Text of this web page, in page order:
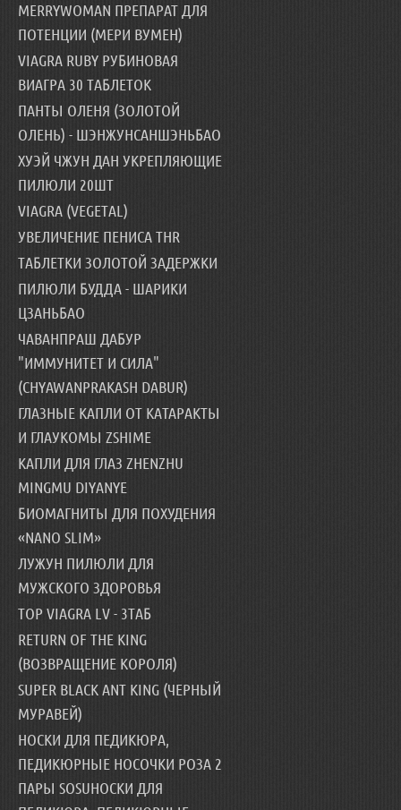
MERRYWOMAN ПРЕПАРАТ ДЛЯ
ПОТЕНЦИИ (МЕРИ ВУМЕН)
VIAGRA RUBY РУБИНОВАЯ
ВИАГРА 30 ТАБЛЕТОК
ПАНТЫ ОЛЕНЯ (ЗОЛОТОЙ
ОЛЕНЬ) - ШЭНЖУНСАНШЭНЬБАО
ХУЭЙ ЧЖУН ДАН УКРЕПЛЯЮЩИЕ
ПИЛЮЛИ 20ШТ
VIAGRA (VEGETAL)
УВЕЛИЧЕНИЕ ПЕНИСА THR
ТАБЛЕТКИ ЗОЛОТОЙ ЗАДЕРЖКИ
ПИЛЮЛИ БУДДА - ШАРИКИ
ЦЗАНЬБАО
ЧАВАНПРАШ ДАБУР
"ИММУНИТЕТ И СИЛА"
(CHYAWANPRAKASH DABUR)
ГЛАЗНЫЕ КАПЛИ ОТ КАТАРАКТЫ
И ГЛАУКОМЫ ZSHIME
КАПЛИ ДЛЯ ГЛАЗ ZHENZHU
MINGMU DIYANYE
БИОМАГНИТЫ ДЛЯ ПОХУДЕНИЯ
«NANO SLIM»
ЛУЖУН ПИЛЮЛИ ДЛЯ
МУЖСКОГО ЗДОРОВЬЯ
TOP VIAGRA LV - 3ТАБ
RETURN OF THE KING
(ВОЗВРАЩЕНИЕ КОРОЛЯ)
SUPER BLACK ANT KING (ЧЕРНЫЙ
МУРАВЕЙ)
НОСКИ ДЛЯ ПЕДИКЮРА,
ПЕДИКЮРНЫЕ НОСОЧКИ РОЗА 2
ПАРЫ SOSUНОСКИ ДЛЯ